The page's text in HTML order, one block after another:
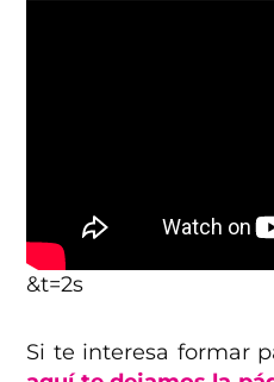
&t=2s
Si te interesa formar